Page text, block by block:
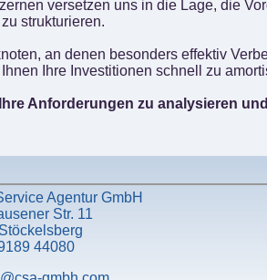
versetzen uns in die Lage, die
strukturieren.
an denen besonders effektiv
Ihre Investitionen schnell zu
Anforderungen zu analysieren
Agentur GmbH
Str. 11
44080